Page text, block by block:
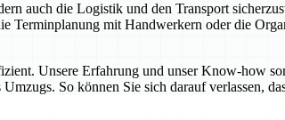
auch die Logistik und den Transport
mit Handwerkern oder die
Unsere Erfahrung und unser Know-how
So können Sie sich darauf verlassen,